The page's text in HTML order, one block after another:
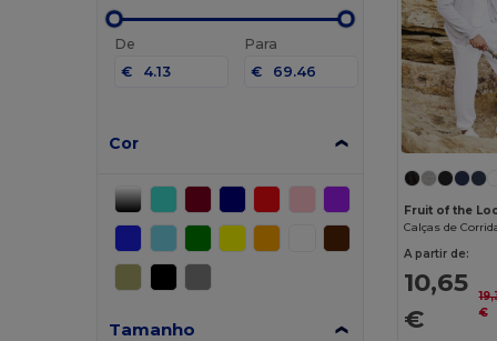
De
€
Para
€
Cor
Tamanho
Fruit of the
A partir de:
10,65
€
€